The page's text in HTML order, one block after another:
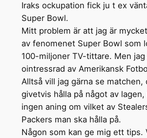
Iraks ockupation fick ju t ex
Super Bowl.
Mitt problem är att jag är
av fenomenet Super Bowl som
100-miljoner TV-tittare. Men
ointressrad av Amerikansk
Alltså vill jag gärna se matchen,
givetvis hålla på något av lagen,
ingen aning om vilket av
Packers man ska hålla på.
Någon som kan ge mig ett tips.